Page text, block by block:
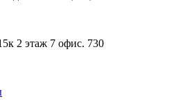
2 этаж 7 офис. 730